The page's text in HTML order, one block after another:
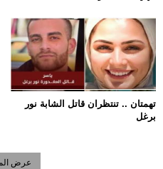
تهمتان .. تنتظران قاتل الشابة نور
برغل
عرض